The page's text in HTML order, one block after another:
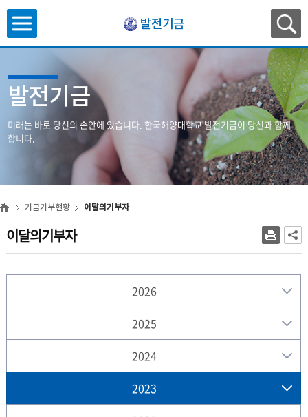
발전기금
발전기금
미래는 바로 당신의 손안에 있습니다. 한국해양대학교 발전기금이 당신과 함께
합니다.
기금기부현황 이달의기부자
이달의기부자
2026
2025
2024
2023